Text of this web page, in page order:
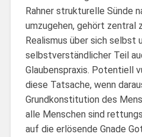
Rahner strukturelle Sünde
umzugehen, gehört zentral
Realismus über sich selbst
selbstverständlicher Teil
Glaubenspraxis. Potentiell
diese Tatsache, wenn
Grundkonstitution des
alle Menschen sind
auf die erlösende Gnade